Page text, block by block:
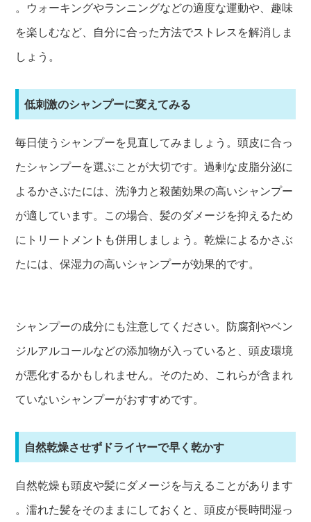
。ウォーキングやランニングなどの適度な運動や、趣味
を楽しむなど、自分に合った方法でストレスを解消しま
しょう。
低刺激のシャンプーに変えてみる
毎日使うシャンプーを見直してみましょう。頭皮に合っ
たシャンプーを選ぶことが大切です。過剰な皮脂分泌に
よるかさぶたには、洗浄力と殺菌効果の高いシャンプー
が適しています。この場合、髪のダメージを抑えるため
にトリートメントも併用しましょう。乾燥によるかさぶ
たには、保湿力の高いシャンプーが効果的です。
シャンプーの成分にも注意してください。防腐剤やベン
ジルアルコールなどの添加物が入っていると、頭皮環境
が悪化するかもしれません。そのため、これらが含まれ
ていないシャンプーがおすすめです。
自然乾燥させずドライヤーで早く乾かす
自然乾燥も頭皮や髪にダメージを与えることがあります
。濡れた髪をそのままにしておくと、頭皮が長時間湿っ